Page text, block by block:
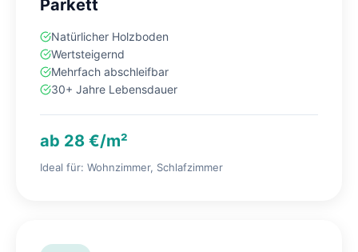
Parkett
Natürlicher Holzboden
Wertsteigernd
Mehrfach abschleifbar
30+ Jahre Lebensdauer
ab 28 €/m²
Ideal für: Wohnzimmer, Schlafzimmer